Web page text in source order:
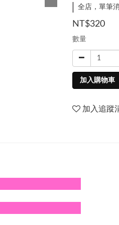
全店，單筆
NT$320
數量
加入購物車
加入追蹤